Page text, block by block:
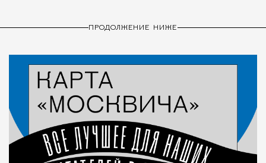
ПРОДОЛЖЕНИЕ НИЖЕ